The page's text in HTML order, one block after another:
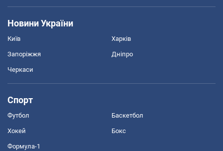
Новини України
Київ Харків
Запоріжжя Дніпро
Черкаси
Спорт
Футбол Баскетбол
Хокей Бокс
Формула-1